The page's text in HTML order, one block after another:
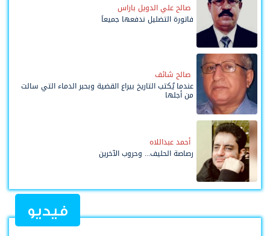
صالح علي الدويل باراس
فاتورة التضليل ندفعها جميعاً
صالح شائف
عندما يُكتب التاريخ بيراع القضية وبحبر الدماء التي سالت
من أجلها
أحمد عبداللاه
رصاصة الحليف... وحروب الآخرين
فيديو